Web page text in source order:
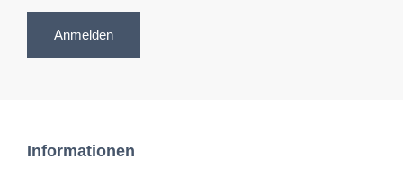
Anmelden
Informationen